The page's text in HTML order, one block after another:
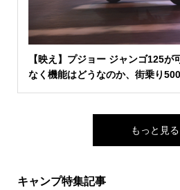
【映え】プジョー ジャンゴ125が
なく機能はどうなのか、街乗り
もっと見る
キャンプ特集記事